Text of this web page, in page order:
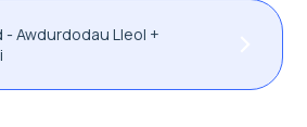
- Awdurdodau Lleol +